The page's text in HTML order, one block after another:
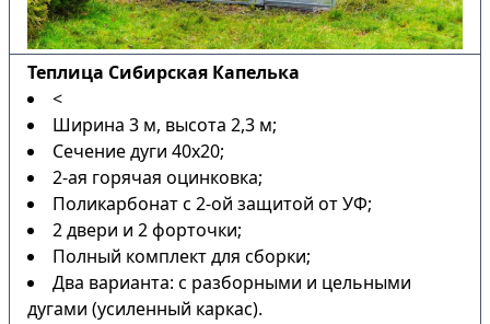
Теплица Сибирская Капелька
<
Ширина 3 м, высота 2,3 м;
Сечение дуги 40х20;
2-ая горячая оцинковка;
Поликарбонат с 2-ой защитой от УФ;
2 двери и 2 форточки;
Полный комплект для сборки;
Два варианта: с разборными и цельными
дугами (усиленный каркас).